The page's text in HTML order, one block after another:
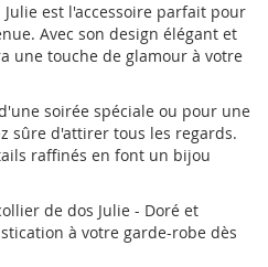
est l'accessoire parfait pour
Avec son design élégant et
une touche de glamour à votre
soirée spéciale ou pour une
sûre d'attirer tous les regards.
raffinés en font un bijou
de dos Julie - Doré et
à votre garde-robe dès